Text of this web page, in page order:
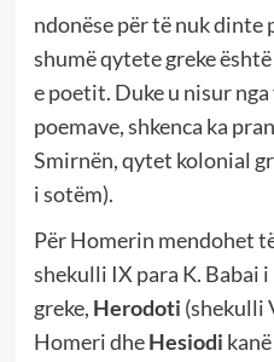
ndonëse për të nuk dinte
shumë qytete greke
e poetit. Duke u nisur
poemave, shkenca ka
Smirnën, qytet kolonial
i sotëm).
Për Homerin mendohet
shekulli IX para K. Babai
greke, Herodoti (shekulli
Homeri dhe Hesiodi